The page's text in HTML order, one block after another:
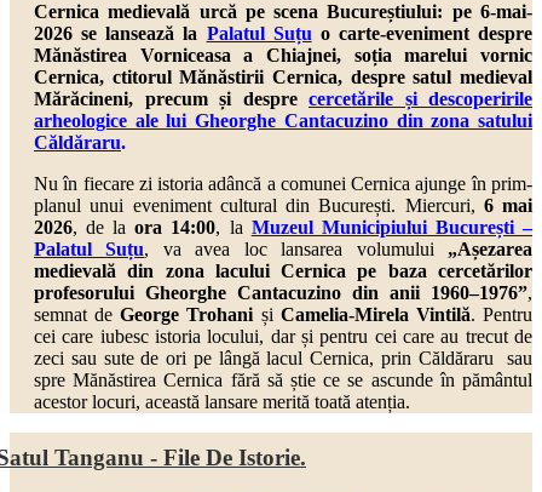
Cernica medievală urcă pe scena Bucureștiului: pe 6-mai-
2026 se lansează la Palatul Suțu o carte-eveniment despre
Mănăstirea Vorniceasa a Chiajnei, soția marelui vornic
Cernica, ctitorul Mănăstirii Cernica, despresatul medieval
Mărăcineni, precum și despre cercetările și descoperirile
arheologice ale lui Gheorghe Cantacuzino din zona satului
Căldăraru.
Nu în fiecare zi istoria adâncă a comunei Cernica ajunge în prim-
planul unui eveniment cultural din București. Miercuri, 6 mai
2026, de laora 14:00, la Muzeul Municipiului București –
Palatul Suțu, va avea loc lansarea volumului „Așezarea
medievală din zona lacului Cernica pe baza cercetărilor
profesorului Gheorghe Cantacuzino din anii 1960–1976”,
semnat deGeorge Trohani și Camelia-Mirela Vintilă. Pentru
cei care iubesc istoria locului, dar și pentru cei care au trecut de
zeci sau sute de ori pe lângă lacul Cernica, prin Căldăraru sau
spre Mănăstirea Cernica fără să știe ce se ascunde în pământul
acestor locuri, această lansare merită toată atenția.
Tanganu - File De Istorie.